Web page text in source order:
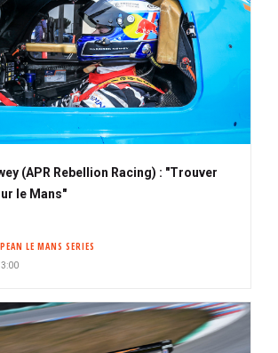
(APR Rebellion Racing) : "Trouver
le Mans"
LE MANS SERIES